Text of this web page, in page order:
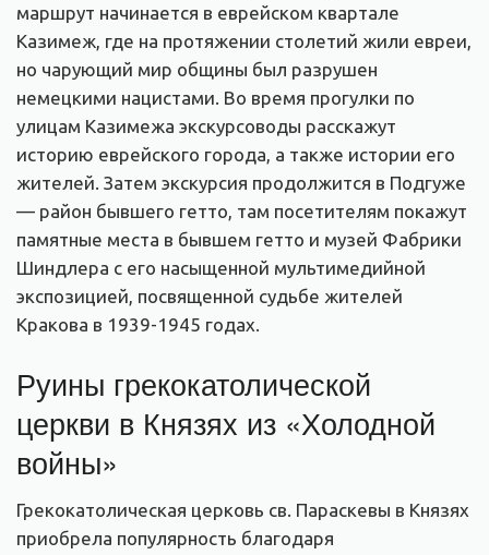
маршрут начинается в еврейском квартале
Казимеж, где на протяжении столетий жили евреи,
но чарующий мир общины был разрушен
немецкими нацистами. Во время прогулки по
улицам Казимежа экскурсоводы расскажут
историю еврейского города, а также истории его
жителей. Затем экскурсия продолжится в Подгуже
— район бывшего гетто, там посетителям покажут
памятные места в бывшем гетто и музей Фабрики
Шиндлера с его насыщенной мультимедийной
экспозицией, посвященной судьбе жителей
Кракова в 1939-1945 годах.
Руины грекокатолической
церкви в Князях из «Холодной
войны»
Грекокатолическая церковь св. Параскевы в Князях
приобрела популярность благодаря